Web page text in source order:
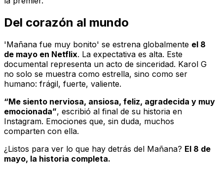
Del corazón al mundo
'Mañana fue muy bonito' se estrena globalmente el 8
de mayo en Netflix. La expectativa es alta. Este
documental representa un acto de sinceridad. Karol G
no solo se muestra como estrella, sino como ser
humano: frágil, fuerte, valiente.
“Me siento nerviosa, ansiosa, feliz, agradecida y muy
emocionada”, escribió al final de su historia en
Instagram. Emociones que, sin duda, muchos
comparten con ella.
¿Listos para ver lo que hay detrás del Mañana? El 8 de
mayo, la historia completa.